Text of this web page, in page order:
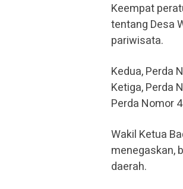
Keempat
tentang Desa
pariwisata.
Kedua, Perda
Ketiga, Perda
Perda Nomor
Wakil Ketua
menegaskan,
daerah.